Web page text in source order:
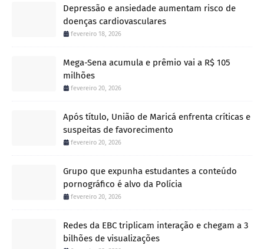
Depressão e ansiedade aumentam risco de
doenças cardiovasculares
fevereiro 18, 2026
Mega-Sena acumula e prêmio vai a R$ 105
milhões
fevereiro 20, 2026
Após título, União de Maricá enfrenta críticas e
suspeitas de favorecimento
fevereiro 20, 2026
Grupo que expunha estudantes a conteúdo
pornográfico é alvo da Polícia
fevereiro 20, 2026
Redes da EBC triplicam interação e chegam a 3
bilhões de visualizações